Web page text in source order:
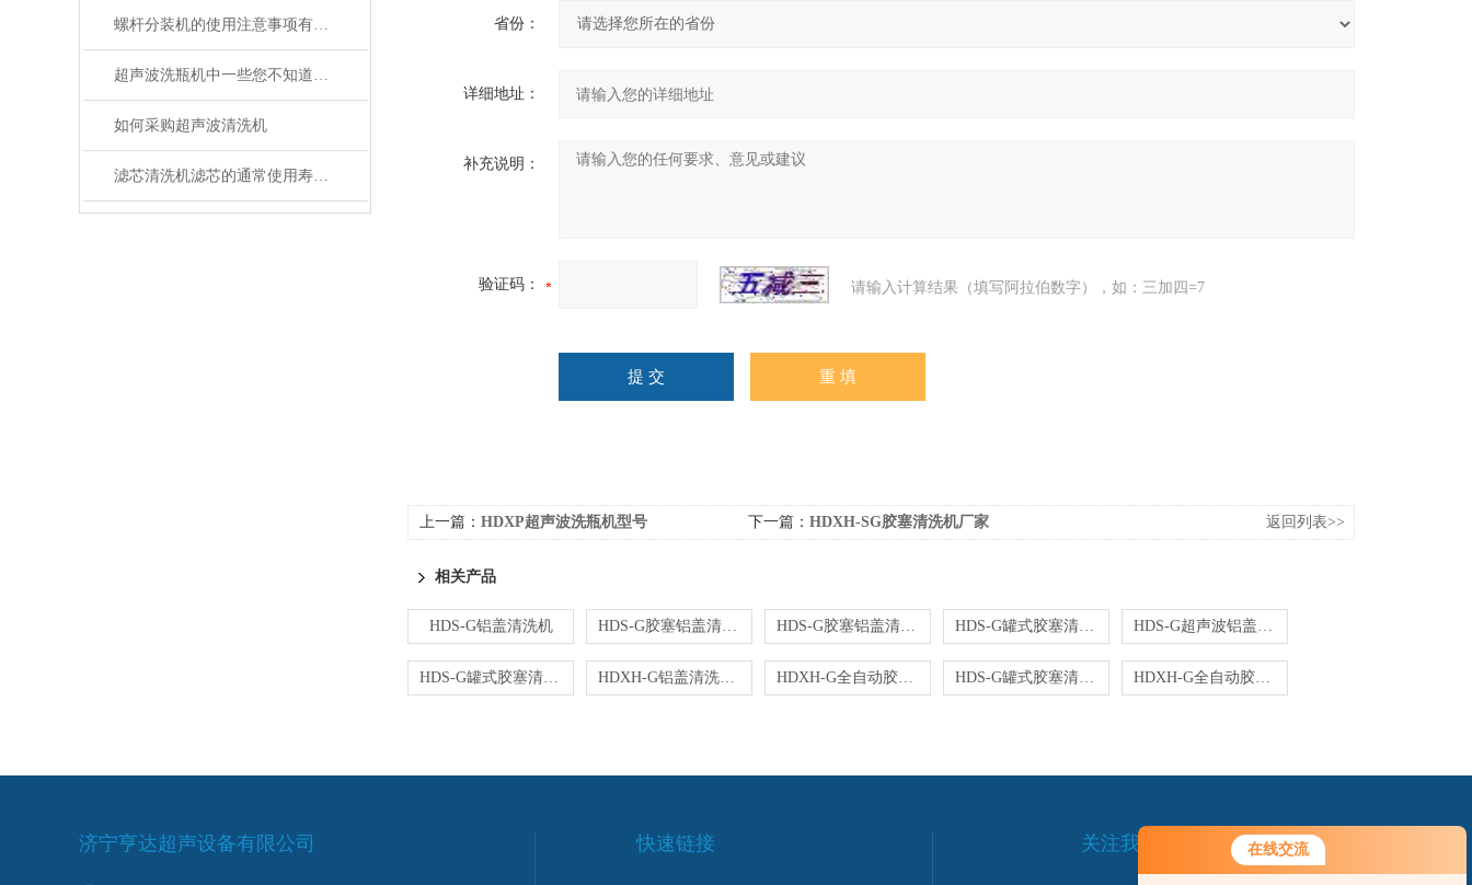
在线交流
螺杆分装机的使用注意事项有哪些？
超声波洗瓶机中一些您不知道的小细节
如何采购超声波清洗机
滤芯清洗机滤芯的通常使用寿命是多久？
省份：
详细地址：
补充说明：
验证码： 请输入计算结果（填写阿拉伯数字），如：三加四=7
上一篇： HDXP超声波洗瓶机型号 下一篇： HDXH-SG胶塞清洗机厂家 返回列表>>
相关产品
HDS-G铝盖清洗机 HDS-G胶塞铝盖清洗机厂家 HDS-G胶塞铝盖清洗机 HDS-G罐式胶塞清洗机价格 HDS-G超声波铝盖清洗机
HDS-G罐式胶塞清洗机 HDXH-G铝盖清洗机烘干机 HDXH-G全自动胶塞清洗机 HDS-G罐式胶塞清洗机|铝盖清洗机 HDXH-G全自动胶塞清洗机|铝盖清洗机烘干机
济宁亨达超声设备有限公司 快速链接 关注我们